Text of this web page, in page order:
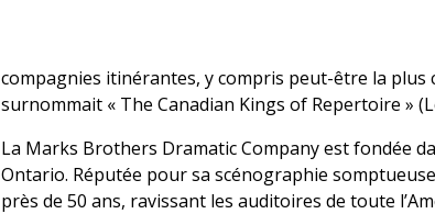
compagnies itinérantes, y compris peut-être la plus
surnommait « The Canadian Kings of Repertoire »
La Marks Brothers Dramatic Company est fondée
Ontario. Réputée pour sa scénographie
près de 50 ans, ravissant les auditoires de toute